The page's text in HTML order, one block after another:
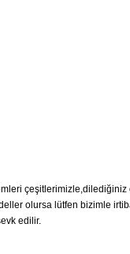
çeşitlerimizle,dilediğiniz
olursa lütfen bizimle
edilir.